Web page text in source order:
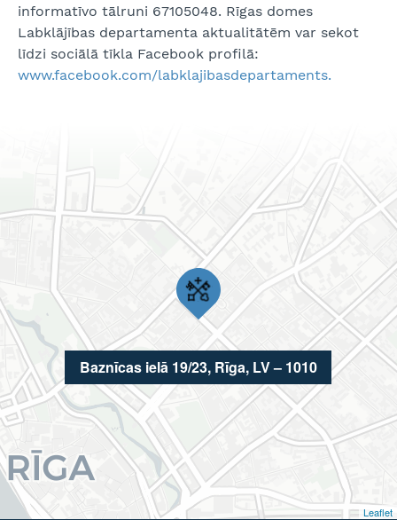
informatīvo tālruni 67105048. Rīgas domes
Labklājības departamenta aktualitātēm var sekot
līdzi sociālā tīkla Facebook profilā:
www.facebook.com/labklajibasdepartaments.
Baznīcas ielā 19/23, Rīga, LV – 1010
Leaflet